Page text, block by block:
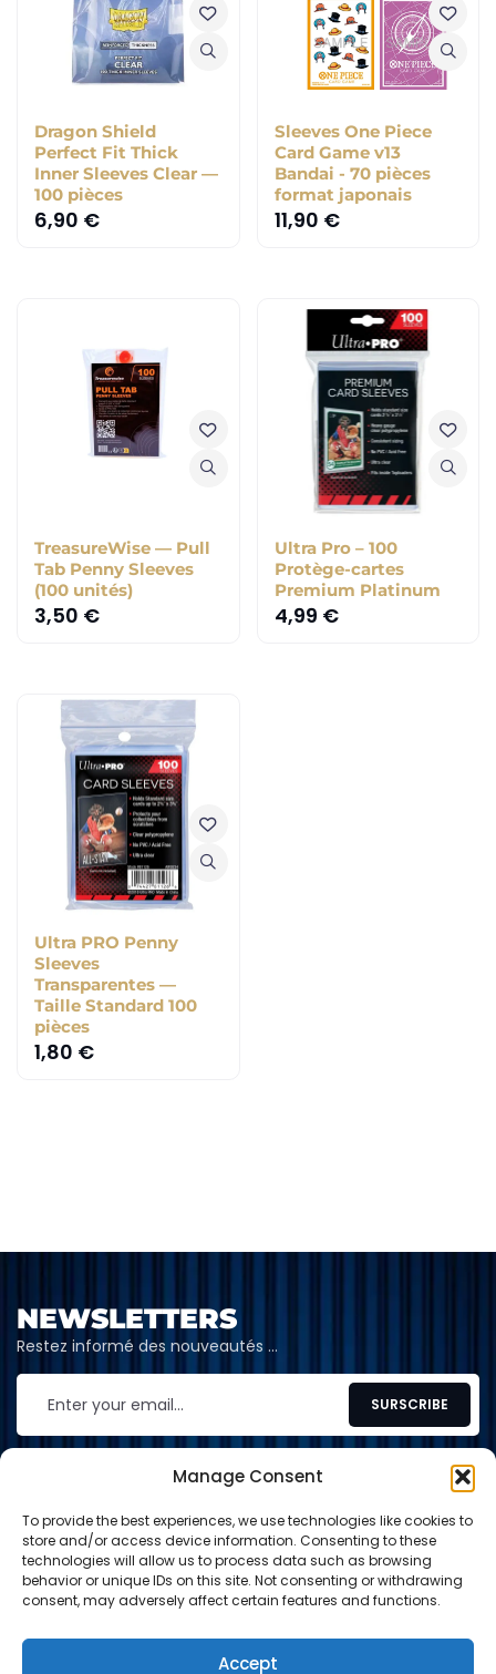
Manage Consent
To provide the best experiences, we use technologies like cookies to
store and/or access device information. Consenting to these
technologies will allow us to process data such as browsing
behavior or unique IDs on this site. Not consenting or withdrawing
consent, may adversely affect certain features and functions.
Accept
Dragon Shield
Perfect Fit Thick
Inner Sleeves Clear —
100 pièces
6,90 €
Sleeves One Piece
Card Game v13
Bandai - 70 pièces
format japonais
11,90 €
TreasureWise — Pull
Tab Penny Sleeves
(100 unités)
3,50 €
Ultra Pro – 100
Protège-cartes
Premium Platinum
4,99 €
Ultra PRO Penny
Sleeves
Transparentes —
Taille Standard 100
pièces
1,80 €
NEWSLETTERS
Restez informé des nouveautés …
CONTACT
contact@shop-tcg.fr
INFORMATION